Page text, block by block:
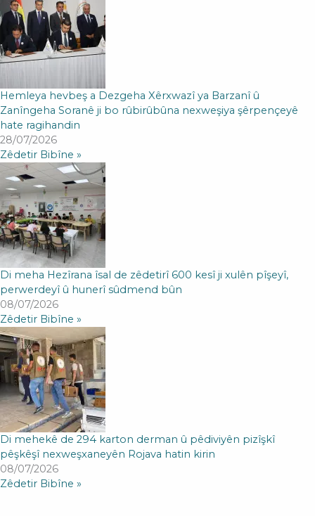
Hemleya hevbeş a Dezgeha Xêrxwazî ya Barzanî û
Zanîngeha Soranê ji bo rûbirûbûna nexweşiya şêrpençeyê
hate ragihandin
28/07/2026
Zêdetir Bibîne »
Di meha Hezîrana îsal de zêdetirî 600 kesî ji xulên pîşeyî,
perwerdeyî û hunerî sûdmend bûn
08/07/2026
Zêdetir Bibîne »
Di mehekê de 294 karton derman û pêdiviyên pizîşkî
pêşkêşî nexweşxaneyên Rojava hatin kirin
08/07/2026
Zêdetir Bibîne »